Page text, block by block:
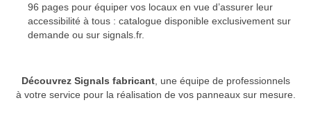
96 pages pour équiper vos locaux en vue d’assurer leur
accessibilité à tous : catalogue disponible exclusivement sur
demande ou sur signals.fr.
Découvrez Signals fabricant, une équipe de professionnels
à votre service pour la réalisation de vos panneaux sur mesure.